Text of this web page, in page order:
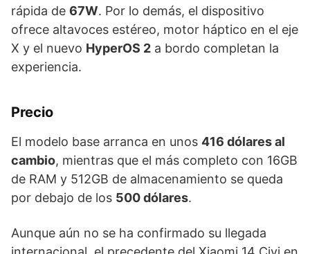
rápida de 67W. Por lo demás, el dispositivo
ofrece altavoces estéreo, motor háptico en el eje
X y el nuevo HyperOS 2 a bordo completan la
experiencia.
Precio
El modelo base arranca en unos 416 dólares al
cambio, mientras que el más completo con 16GB
de RAM y 512GB de almacenamiento se queda
por debajo de los 500 dólares.
Aunque aún no se ha confirmado su llegada